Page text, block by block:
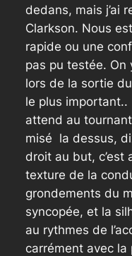
dedans, mais j’ai
Clarkson. Nous
rapide ou une
pas pu testée.
lors de la sortie
le plus important..
attend au
misé la dessus,
droit au but, c’est
texture de la
grondements du
syncopée, et la
au rythmes de
carrément avec